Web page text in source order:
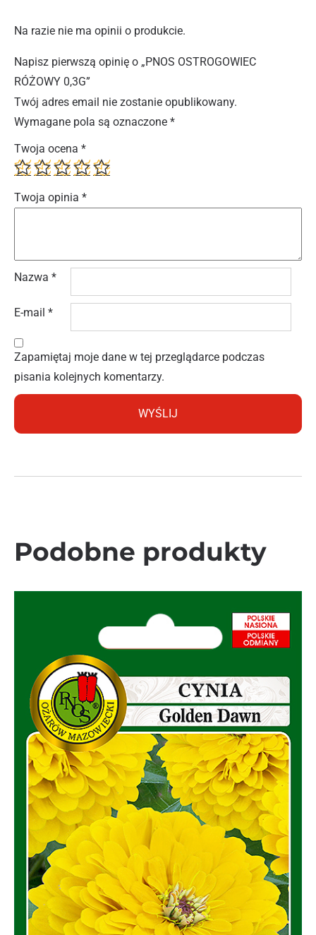
Na razie nie ma opinii o produkcie.
Napisz pierwszą opinię o „PNOS OSTROGOWIEC
RÓŻOWY 0,3G”
Twój adres email nie zostanie opublikowany.
Wymagane pola są oznaczone *
Twoja ocena *
Twoja opinia *
Nazwa *
E-mail *
Zapamiętaj moje dane w tej przeglądarce podczas
pisania kolejnych komentarzy.
Podobne produkty